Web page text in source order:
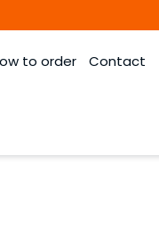
to order Contact